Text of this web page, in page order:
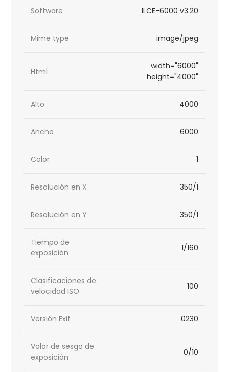
Software ILCE-6000 v3.20
Mime type image/jpeg
Html
width="6000"
height="4000"
Alto 4000
Ancho 6000
Color 1
Resolución en X 350/1
Resolución en Y 350/1
Tiempo de
exposición
1/160
Clasificaciones de
velocidad ISO
100
Versión Exif 0230
Valor de sesgo de
exposición
0/10